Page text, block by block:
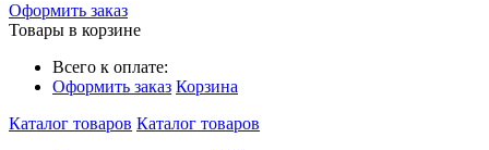
Оформить заказ
Товары в корзине
Всего к оплате:
Оформить заказ Корзина
Каталог товаров Каталог товаров